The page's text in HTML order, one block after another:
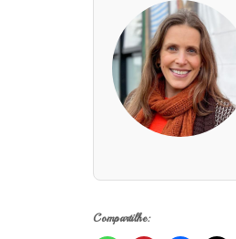
Compartilhe: